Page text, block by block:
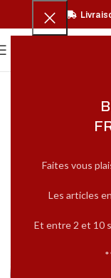
Faites vous
Les articles
Et entre 2 et 10